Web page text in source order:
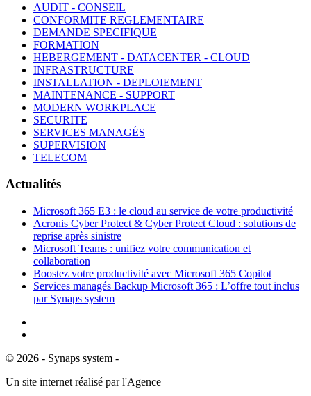
AUDIT - CONSEIL
CONFORMITE REGLEMENTAIRE
DEMANDE SPECIFIQUE
FORMATION
HEBERGEMENT - DATACENTER - CLOUD
INFRASTRUCTURE
INSTALLATION - DEPLOIEMENT
MAINTENANCE - SUPPORT
MODERN WORKPLACE
SECURITE
SERVICES MANAGÉS
SUPERVISION
TELECOM
Actualités
Microsoft 365 E3 : le cloud au service de votre productivité
Acronis Cyber Protect & Cyber Protect Cloud : solutions de
reprise après sinistre
Microsoft Teams : unifiez votre communication et
collaboration
Boostez votre productivité avec Microsoft 365 Copilot
Services managés Backup Microsoft 365 : L’offre tout inclus
par Synaps system
© 2026 - Synaps system -
Un site internet réalisé par l'Agence